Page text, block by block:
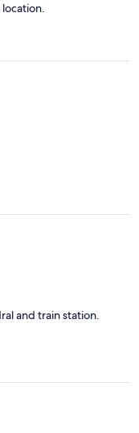
and train station.